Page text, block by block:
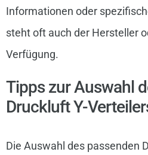
Informationen oder
steht oft auch der Hersteller
Verfügung.
Tipps zur Auswahl
Druckluft Y-
Die Auswahl des passenden